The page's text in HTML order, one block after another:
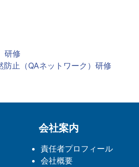
研修
防止（QAネットワーク）研修
会社案内
責任者プロフィール
会社概要